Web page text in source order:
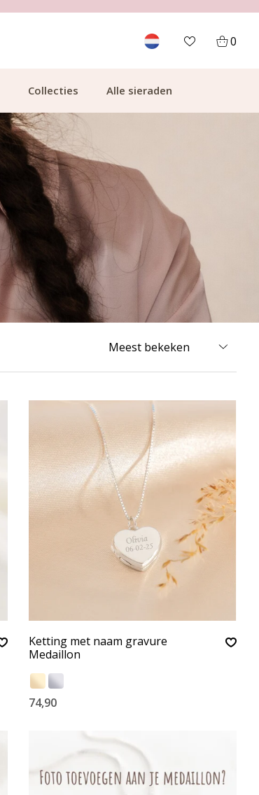
0
Collecties Alle sieraden
Ketting met naam gravure
Medaillon
74,90